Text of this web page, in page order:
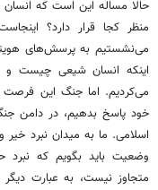
حالا مساله این است که
می‌نشستیم به پرسش‌های
اینکه انسان شیعی چیست و
می‌کردیم. اما جنگ این فرصت
خود پاسخ بدهیم، در دامن
اسلامی. ما به میدان نبرد
وضعیت باید بگویم که نبرد
متجاوز نیست، به عبارت